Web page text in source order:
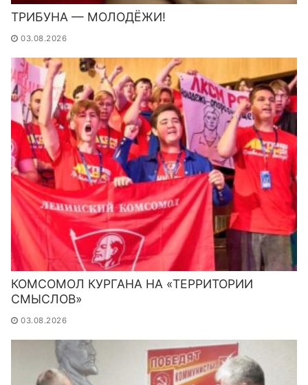
ТРИБУНА — МОЛОДЁЖИ!
03.08.2026
КОМСОМОЛ КУРГАНА НА «ТЕРРИТОРИИ
СМЫСЛОВ»
03.08.2026